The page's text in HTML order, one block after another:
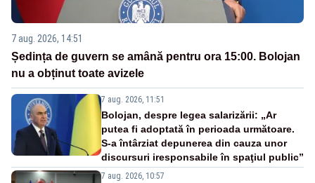
7 aug. 2026, 14:51
Ședința de guvern se amână pentru ora 15:00. Bolojan
nu a obținut toate avizele
7 aug. 2026, 11:51
Bolojan, despre legea salarizării: „Ar
putea fi adoptată în perioada următoare.
S-a întârziat depunerea din cauza unor
discursuri iresponsabile în spaţiul public”
7 aug. 2026, 10:57